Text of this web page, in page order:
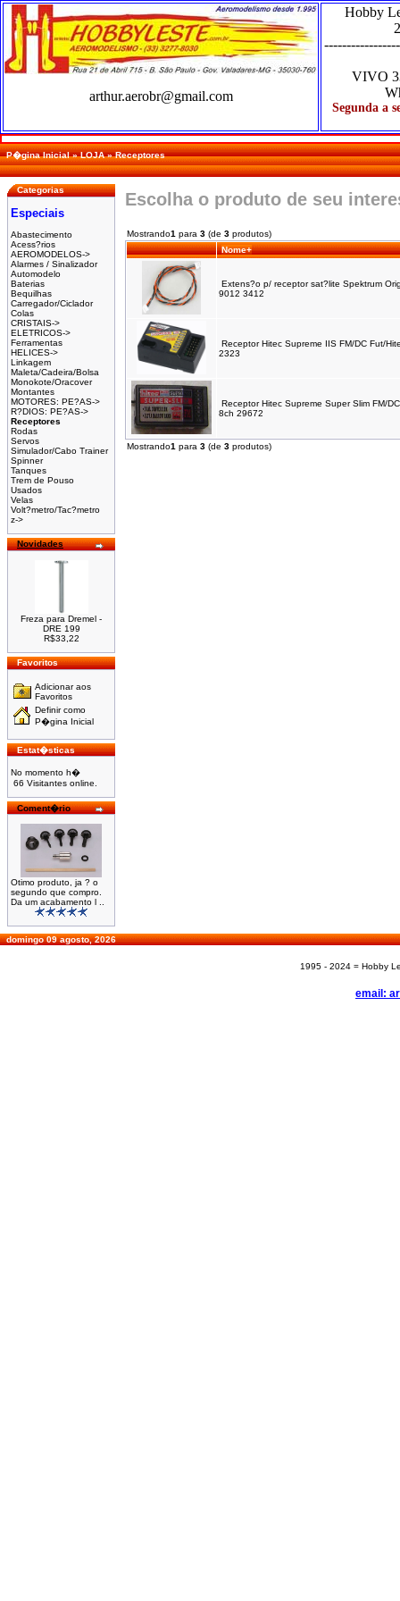
arthur.aerobr@gmail.com
Hobby
VIVO
Segunda a
P�gina Inicial»LOJA»Receptores
Categorias
Especiais
Abastecimento
Acess?rios
AEROMODELOS->
Alarmes / Sinalizador
Automodelo
Baterias
Bequilhas
Carregador/Ciclador
Colas
CRISTAIS->
ELETRICOS->
Ferramentas
HELICES->
Linkagem
Maleta/Cadeira/Bolsa
Monokote/Oracover
Montantes
MOTORES: PE?AS->
R?DIOS: PE?AS->
Receptores
Rodas
Servos
Simulador/Cabo Trainer
Spinner
Tanques
Trem de Pouso
Usados
Velas
Volt?metro/Tac?metro
z->
Novidades
Freza para Dremel -
DRE 199
R$33,22
Favoritos
Adicionar aos
Favoritos
Definir como
P�gina Inicial
Estat�sticas
No momento h�
66 Visitantes online.
Coment�rio
Otimo produto, ja ? o
segundo que compro.
Da um acabamento l ..
Escolha o produto de seu
Mostrando1 para 3 (de 3 produtos)
Nome+
Extens?o p/ receptor sat?lite Spektrum
9012 3412
Receptor Hitec Supreme IIS FM/DC Fut/
2323
Receptor Hitec Supreme Super Slim FM/
8ch 29672
Mostrando1 para 3 (de 3 produtos)
domingo 09 agosto, 2026
1995 - 2024 = Hobby
email: